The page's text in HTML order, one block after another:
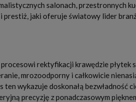
salonach, przestronnych
prestiż, jaki oferuje światowy lider
rektyfikacji krawędzie płytek
mrozoodporny i całkowicie
wykazuje doskonałą bezwładność
precyzję z ponadczasowym